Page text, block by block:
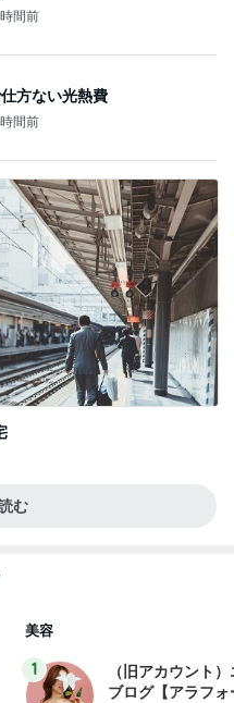
間前
方ない光熱費
間前
む
美容
1
（旧アカウント
ブログ【アラフォ